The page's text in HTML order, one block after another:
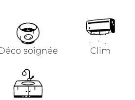
soignée Clim